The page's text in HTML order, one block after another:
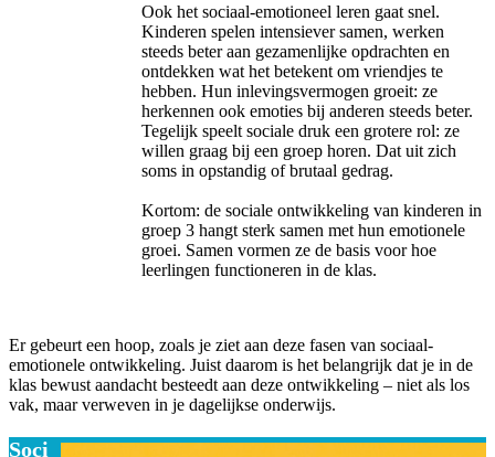
Ook het sociaal-emotioneel leren gaat snel.
Kinderen spelen intensiever samen, werken
steeds beter aan gezamenlijke opdrachten en
ontdekken wat het betekent om vriendjes te
hebben. Hun inlevingsvermogen groeit: ze
herkennen ook emoties bij anderen steeds beter.
Tegelijk speelt sociale druk een grotere rol: ze
willen graag bij een groep horen. Dat uit zich
soms in opstandig of brutaal gedrag.
Kortom: de sociale ontwikkeling van kinderen in
groep 3 hangt sterk samen met hun emotionele
groei. Samen vormen ze de basis voor hoe
leerlingen functioneren in de klas.
Er gebeurt een hoop, zoals je ziet aan deze fasen van sociaal-
emotionele ontwikkeling. Juist daarom is het belangrijk dat je in de
klas bewust aandacht besteedt aan deze ontwikkeling – niet als los
vak, maar verweven in je dagelijkse onderwijs.
Soci